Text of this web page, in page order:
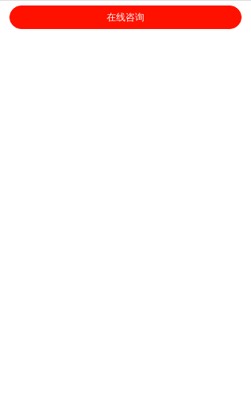
调岗的合理性和合法性，同时不急于做分决定，
在线咨询